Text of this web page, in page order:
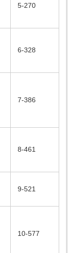
5-270
6-328
7-386
8-461
9-521
10-577